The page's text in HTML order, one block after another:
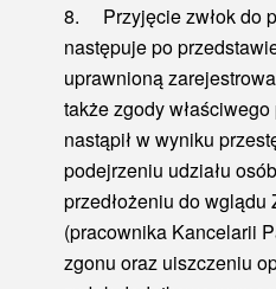
8. Przyjęcie zwłok do
następuje po
uprawnioną
także zgody
nastąpił w wyniku
podejrzeniu udziału
przedłożeniu do wglądu
(pracownika Kancelarii
zgonu oraz uiszczeniu